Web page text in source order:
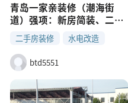
青岛一家亲装修（潮海街
道）强项：新房简装、二手
房局部、墙面翻新、吊顶隔
断、贴瓷砖特点：7 年经
验，4.8 分好评、后付款、
保修
二手房装修
水电改造
灯具安装
btd5551